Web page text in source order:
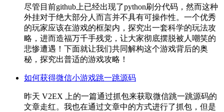
尽管目前github上已经出现了python刷分代码，然而这种
外挂对于绝大部分人而言并不具有可操作性。一个优秀
的玩家应该在游戏的框架内，探究出一套科学的玩法攻
略，进而造福万千手残党，让大家彻底摆脱被人嘲笑的
悲惨遭遇！下面就让我们共同解构这个游戏背后的奥
秘，探究出普适的游戏攻略！
如何获得微信小游戏跳一跳源码
昨天 V2EX 上的一篇通过抓包来获取微信跳一跳源码的
文章走红。我也在通过文章中的方式进行了抓包，但是